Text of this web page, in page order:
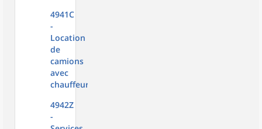
4941C
-
Location
de
camions
avec
chauffeur
4942Z
-